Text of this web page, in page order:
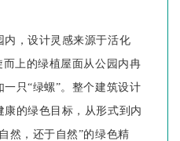
内，设计灵感来源于活化
上的绿植屋面从公园内冉
只“绿螺”。整个建筑设计
的绿色目标，从形式到内
然，还于自然”的绿色精